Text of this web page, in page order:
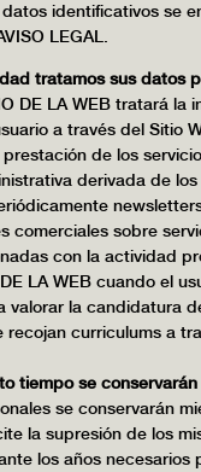
datos identificativos se
LEGAL.
tratamos sus datos
DE LA WEB tratará la
a través del Sitio
de los
derivada de los
comerciales sobre
con la actividad
LA WEB cuando el
valorar la candidatura
recojan curriculums a
tiempo se
se conservarán
la supresión de los
los años necesarios